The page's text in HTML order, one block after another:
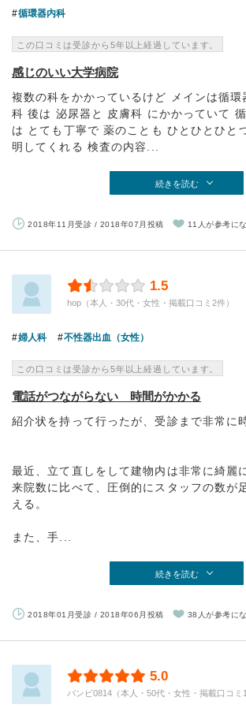
循環器内科
この口コミは受診から5年以上経過しています。
感じのいい大学病院
複数の科をかかっているけど メインは循環
科 後は 泌尿器と 皮膚科 にかかっていて
は とても丁寧で 薬のことも ひとひとひと
明してくれる 検査の内容...
続きを読む
2018年11月受診 / 2018年07月投稿 11人が参考に
1.5
hop（本人・30代・女性・掲載口コミ2件）
婦人科 不性器出血（女性）
この口コミは受診から5年以上経過しています。
電話がつながらない 時間がかかる
紹介状を持って行ったが、受診まで非常に
最近、立て直しをして建物内は非常に綺麗
来院数に比べて、圧倒的にスタッフの数が
える。
また、手...
続きを読む
2018年01月受診 / 2018年06月投稿 38人が参考に
5.0
バンビ0814（本人・50代・女性・掲載口コミ